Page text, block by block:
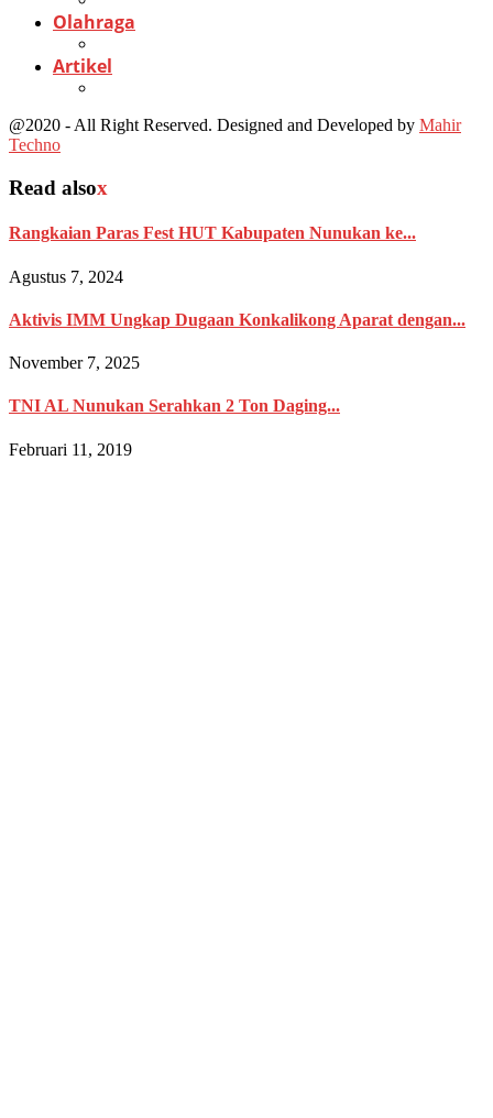
Olahraga
Artikel
@2020 - All Right Reserved. Designed and Developed by Mahir
Techno
Read alsox
Rangkaian Paras Fest HUT Kabupaten Nunukan ke...
Agustus 7, 2024
Aktivis IMM Ungkap Dugaan Konkalikong Aparat dengan...
November 7, 2025
TNI AL Nunukan Serahkan 2 Ton Daging...
Februari 11, 2019